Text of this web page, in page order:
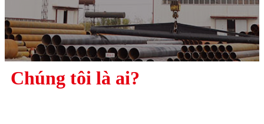
Chúng tôi là ai?